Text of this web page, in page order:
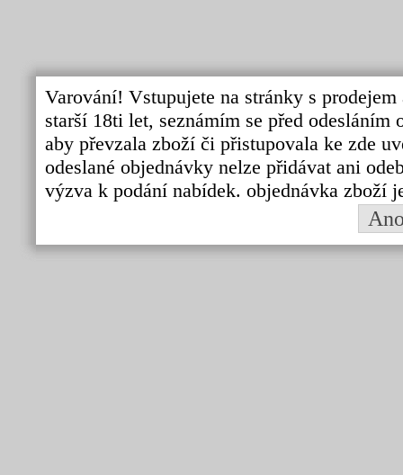
Varování! Vstupujete na stránky s
starší 18ti let, seznámím se před
aby převzala zboží či přistupovala ke zde
odeslané objednávky nelze přidávat ani
výzva k podání nabídek. objednávka zboží